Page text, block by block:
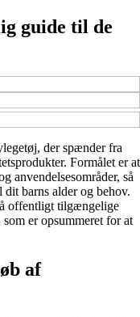
guide til de
der spænder fra
Formålet er at
anvendelsesområder, så
dit barns alder og behov.
offentligt tilgængelige
er opsummeret for at
af